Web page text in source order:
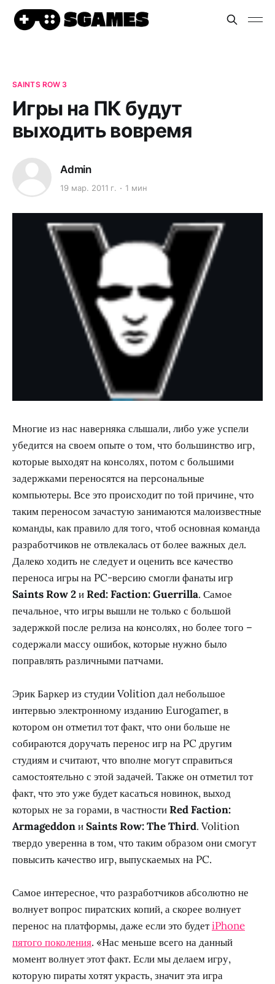
SAINTS ROW 3
Игры на ПК будут
выходить вовремя
Admin
19 мар. 2011 г. 1 мин
Многие из нас наверняка слышали, либо уже успели
убедится на своем опыте о том, что большинство игр,
которые выходят на консолях, потом с большими
задержками переносятся на персональные
компьютеры. Все это происходит по той причине, что
таким переносом зачастую занимаются малоизвестные
команды, как правило для того, чтоб основная команда
разработчиков не отвлекалась от более важных дел.
Далеко ходить не следует и оценить все качество
переноса игры на PC-версию смогли фанаты игр
Saints Row 2иRed: Faction: Guerrilla. Самое
печальное, что игры вышли не только с большой
задержкой после релиза на консолях, но более того –
содержали массу ошибок, которые нужно было
поправлять различными патчами.
Эрик Баркер из студии Volition дал небольшое
интервью электронному изданию Eurogamer, в
котором он отметил тот факт, что они больше не
собираются доручать перенос игр на PC другим
студиям и считают, что вполне могут справиться
самостоятельно с этой задачей. Также он отметил тот
факт, что это уже будет касаться новинок, выход
которых не за горами, в частностиRed Faction:
ArmageddonиSaints Row: The Third. Volition
твердо уверенна в том, что таким образом они смогут
повысить качество игр, выпускаемых на PC.
Самое интересное, что разработчиков абсолютно не
волнует вопрос пиратских копий, а скорее волнует
перенос на платформы, даже если это будетiPhone
пятого поколения. «Нас меньше всего на данный
момент волнует этот факт. Если мы делаем игру,
которую пираты хотят украсть, значит эта игра